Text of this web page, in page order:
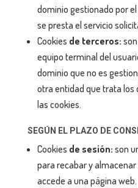
dominio gestionado por
se presta el servicio
Cookies de terceros:
equipo terminal del
dominio que no es
otra entidad que trata los
las cookies.
SEGÚN EL PLAZO DE
Cookies de sesión: son
para recabar y
accede a una página web.